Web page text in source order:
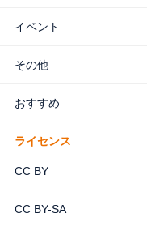
イベント
その他
おすすめ
ライセンス
CC BY
CC BY-SA